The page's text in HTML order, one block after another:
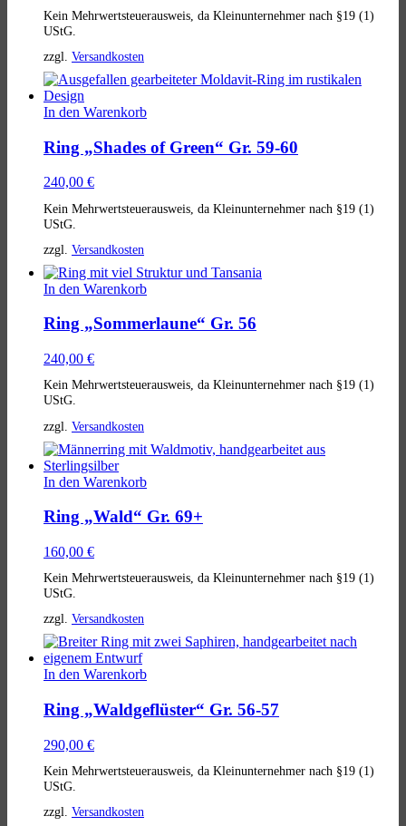
Kein Mehrwertsteuerausweis, da Kleinunternehmer nach §19 (1)
UStG.
zzgl. Versandkosten
In den Warenkorb
Ring „Shades of Green“ Gr. 59-60
240,00 €
Kein Mehrwertsteuerausweis, da Kleinunternehmer nach §19 (1)
UStG.
zzgl. Versandkosten
In den Warenkorb
Ring „Sommerlaune“ Gr. 56
240,00 €
Kein Mehrwertsteuerausweis, da Kleinunternehmer nach §19 (1)
UStG.
zzgl. Versandkosten
In den Warenkorb
Ring „Wald“ Gr. 69+
160,00 €
Kein Mehrwertsteuerausweis, da Kleinunternehmer nach §19 (1)
UStG.
zzgl. Versandkosten
In den Warenkorb
Ring „Waldgeflüster“ Gr. 56-57
290,00 €
Kein Mehrwertsteuerausweis, da Kleinunternehmer nach §19 (1)
UStG.
zzgl. Versandkosten